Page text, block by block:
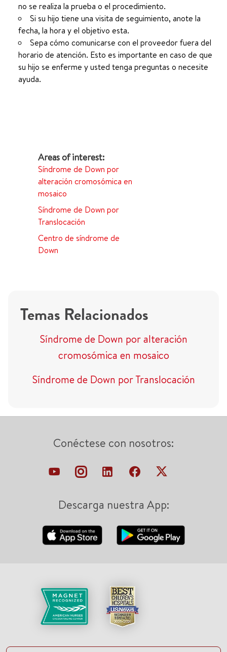
no se realiza la prueba o el procedimiento.
Si su hijo tiene una visita de seguimiento, anote la
fecha, la hora y el objetivo esta.
Sepa cómo comunicarse con el proveedor fuera del
horario de atención. Esto es importante en caso de que
su hijo se enferme y usted tenga preguntas o necesite
ayuda.
Síndrome de Down por
alteración cromosómica en
mosaico
Síndrome de Down por
Translocación
Centro de síndrome de
Down
Temas Relacionados
Síndrome de Down por alteración
cromosómica en mosaico
Síndrome de Down por Translocación
Conéctese con nosotros:
Descarga nuestra App: